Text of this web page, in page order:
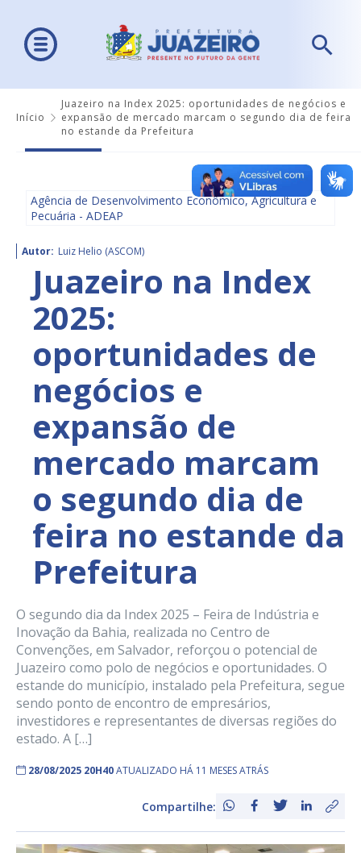
Início
Juazeiro na Index 2025: oportunidades de negócios e
expansão de mercado marcam o segundo dia de feira
no estande da Prefeitura
Agência de Desenvolvimento Econômico, Agricultura e
Pecuária - ADEAP
Autor: Luiz Helio (ASCOM)
Juazeiro na Index
2025:
oportunidades de
negócios e
expansão de
mercado marcam
o segundo dia de
feira no estande da
Prefeitura
O segundo dia da Index 2025 – Feira de Indústria e
Inovação da Bahia, realizada no Centro de
Convenções, em Salvador, reforçou o potencial de
Juazeiro como polo de negócios e oportunidades. O
estande do município, instalado pela Prefeitura, segue
sendo ponto de encontro de empresários,
investidores e representantes de diversas regiões do
estado. A […]
28/08/2025 20H40ATUALIZADO HÁ 11 MESES ATRÁS
Compartilhe: